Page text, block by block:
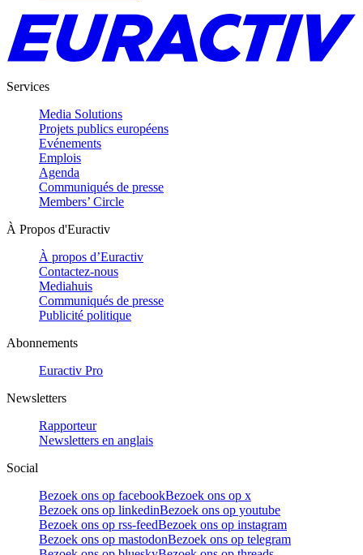
Services
Media Solutions
Projets publics européens
Evénements
Emplois
Agenda
Communiqués de presse
Members’ Circle
À Propos d'Euractiv
À propos d’Euractiv
Contactez-nous
Mediahuis
Communiqués de presse
Publicité politique
Abonnements
Euractiv Pro
Newsletters
Rapporteur
Newsletters en anglais
Social
Bezoek ons op facebookBezoek ons op x
Bezoek ons op linkedinBezoek ons op youtube
Bezoek ons op rss-feedBezoek ons op instagram
Bezoek ons op mastodonBezoek ons op telegram